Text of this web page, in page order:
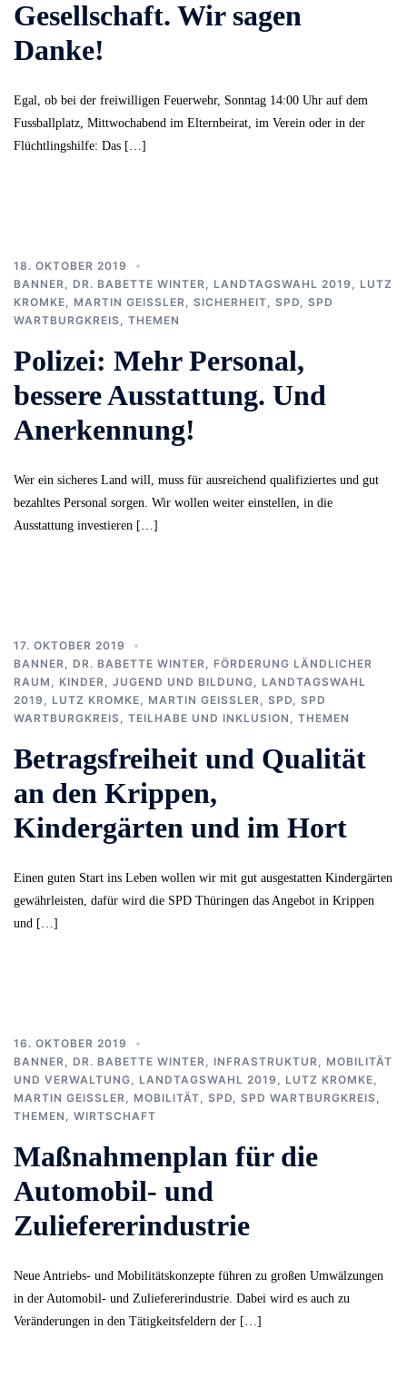
Gesellschaft. Wir sagen
Danke!
Egal, ob bei der freiwilligen Feuerwehr, Sonntag 14:00 Uhr auf dem
Fussballplatz, Mittwochabend im Elternbeirat, im Verein oder in der
Flüchtlingshilfe: Das […]
18. OKTOBER 2019
BANNER
DR. BABETTE WINTER LANDTAGSWAHL 2019
LUTZ
KROMKE
MARTIN GEISSLER SICHERHEIT SPD
SPD
WARTBURGKREIS
THEMEN
Polizei: Mehr Personal,
bessere Ausstattung. Und
Anerkennung!
Wer ein sicheres Land will, muss für ausreichend qualifiziertes und gut
bezahltes Personal sorgen. Wir wollen weiter einstellen, in die
Ausstattung investieren […]
17. OKTOBER 2019
BANNER
DR. BABETTE WINTER
FÖRDERUNG LÄNDLICHER
RAUM
KINDER, JUGEND UND BILDUNG
LANDTAGSWAHL
2019
LUTZ KROMKE MARTIN GEISSLER SPD
SPD
WARTBURGKREIS
TEILHABE UND INKLUSION THEMEN
Betragsfreiheit und Qualität
an den Krippen,
Kindergärten und im Hort
Einen guten Start ins Leben wollen wir mit gut ausgestatten Kindergärten
gewährleisten, dafür wird die SPD Thüringen das Angebot in Krippen
und […]
16. OKTOBER 2019
BANNER
DR. BABETTE WINTER
INFRASTRUKTUR, MOBILITÄT
UND VERWALTUNG
LANDTAGSWAHL 2019 LUTZ KROMKE
MARTIN GEISSLER
MOBILITÄT SPD SPD WARTBURGKREIS
THEMEN
WIRTSCHAFT
Maßnahmenplan für die
Automobil- und
Zuliefererindustrie
Neue Antriebs- und Mobilitätskonzepte führen zu großen Umwälzungen
in der Automobil- und Zuliefererindustrie. Dabei wird es auch zu
Veränderungen in den Tätigkeitsfeldern der […]